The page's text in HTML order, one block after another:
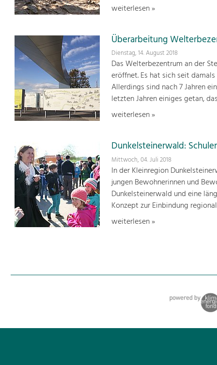
weiterlesen »
Überarbeitung
Dienstag, 14. August 2018
Das Welterbezentrum an der
eröffnet. Es hat sich seit
Allerdings sind nach 7 Jahren
letzten Jahren einiges getan,
weiterlesen »
Dunkelsteinerwald:
Mittwoch, 04. Juli 2018
In der Kleinregion
jungen Bewohnerinnen und
Dunkelsteinerwald und eine
Konzept zur Einbindung
weiterlesen »